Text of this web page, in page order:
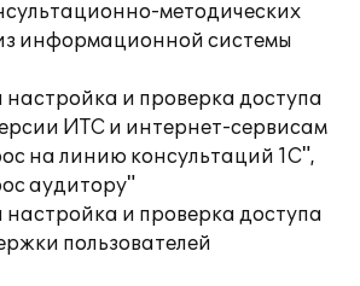
методических
информационной системы
и проверка доступа
ИТС и интернет-сервисам
на линию консультаций 1С",
аудитору"
и проверка доступа
пользователей